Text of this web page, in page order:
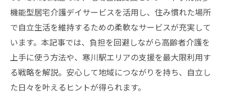
機能型居宅介護デイサービスを活用し、住み慣れた場所
で自立生活を維持するための柔軟なサービスが充実して
います。本記事では、負担を回避しながら高齢者介護を
上手に使う方法や、寒川駅エリアの支援を最大限利用す
る戦略を解説。安心して地域につながりを持ち、自立し
た日々を叶えるヒントが得られます。